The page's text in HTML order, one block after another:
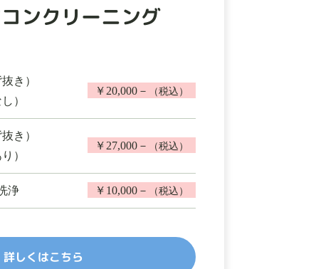
ンクリーニング
き）
）
￥20,000－ （税込）
き）
）
￥27,000－ （税込）
浄 ￥10,000－ （税込）
詳しくはこちら